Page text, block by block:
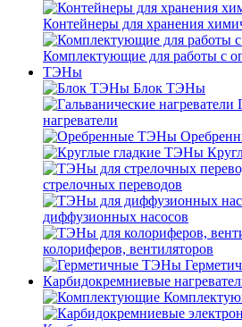
Контейнеры для хранения
Комплектующие для работы с
ТЭНы
Блок ТЭНы
нагреватели
стрелочных переводов
диффузионных насосов
колориферов, вентиляторов
Карбидокремниевые